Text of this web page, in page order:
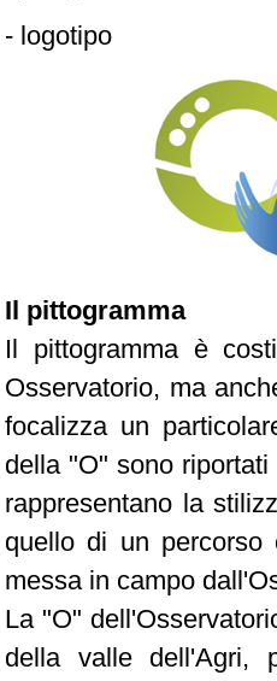
- logotipo
Il pittogramma
Il pittogramma è
Osservatorio, ma
focalizza un
della "O" sono
rappresentano la
quello di un percorso
messa in campo
La "O"
della valle dell'Agri,